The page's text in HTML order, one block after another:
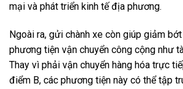
mại và phát triển kinh tế địa phương.
Ngoài ra, gửi chành xe còn giúp giảm
phương tiện vận chuyển công cộng như
Thay vì phải vận chuyển hàng hóa trực
điểm B, các phương tiện này có thể tập